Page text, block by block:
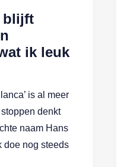
blijft
ik leuk
is al meer
denkt
naam Hans
doe nog steeds